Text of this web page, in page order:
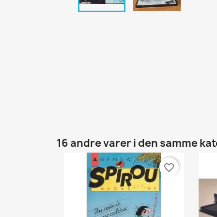
16 andre varer i den samme
favorite_border